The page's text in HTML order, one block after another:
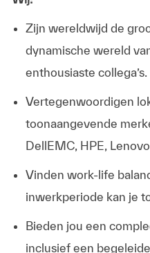
Zijn wereldwijd de
dynamische wereld
enthousiaste collega’s.
Vertegenwoordigen
toonaangevende
DellEMC, HPE,
Vinden work-life
inwerkperiode kan je
Bieden jou een
inclusief een